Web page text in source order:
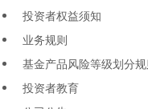
投资者权益须知
业务规则
基金产品风险等级划分
投资者教育